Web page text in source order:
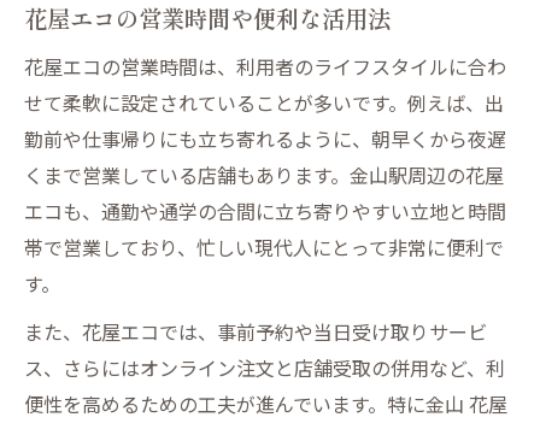
花屋エコの営業時間や便利な活用法
花屋エコの営業時間は、利用者のライフスタイルに合わ
せて柔軟に設定されていることが多いです。例えば、出
勤前や仕事帰りにも立ち寄れるように、朝早くから夜遅
くまで営業している店舗もあります。金山駅周辺の花屋
エコも、通勤や通学の合間に立ち寄りやすい立地と時間
帯で営業しており、忙しい現代人にとって非常に便利で
す。
また、花屋エコでは、事前予約や当日受け取りサービ
ス、さらにはオンライン注文と店舗受取の併用など、利
便性を高めるための工夫が進んでいます。特に金山 花屋